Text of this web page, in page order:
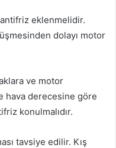
eklenmelidir.
dolayı motor
ve motor
hava derecesine göre
konulmalıdır.
tavsiye edilir. Kış